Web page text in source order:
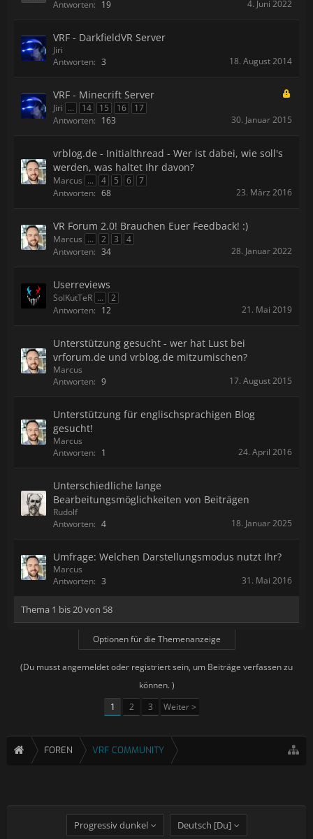
Antworten: 19 4. Juni 2022
VRF - DarkfieldVR Server
Jiri
Antworten: 3 18. August 2014
VRF - Minecrift Server
Jiri ... 14 15 16
17
Antworten: 163 30. Januar 2015
vrblog.de - Initialthread - Wer ist dabei, wie soll's
werden, was haltet Ihr davon?
Marcus ... 4 5 6
7
Antworten: 68 23. März 2016
VR Forum 2.0! Brauchen Euer Feedback! :)
Marcus ... 2 3
4
Antworten: 34 28. Januar 2022
Userreviews
SolKutTeR ...
2
Antworten: 12 21. Mai 2019
Unterstützung gesucht - wer hat Lust bei
vrforum.de und vrblog.de mitzumischen?
Marcus
Antworten: 9 17. August 2015
Unterstützung für englischsprachigen Blog
gesucht!
Marcus
Antworten: 1 24. April 2016
Unterschiedliche lange
Bearbeitungsmöglichkeiten von Beiträgen
Rudolf
Antworten: 4 18. Januar 2025
Umfrage: Welchen Darstellungsmodus nutzt Ihr?
Marcus
Antworten: 3 31. Mai 2016
Thema 1 bis 20 von 58
Optionen für die Themenanzeige
(Du musst angemeldet oder registriert sein, um Beiträge verfassen zu
können. )
1
2 3 Weiter >
FOREN VRF COMMUNITY
Progressiv dunkel Deutsch [Du]